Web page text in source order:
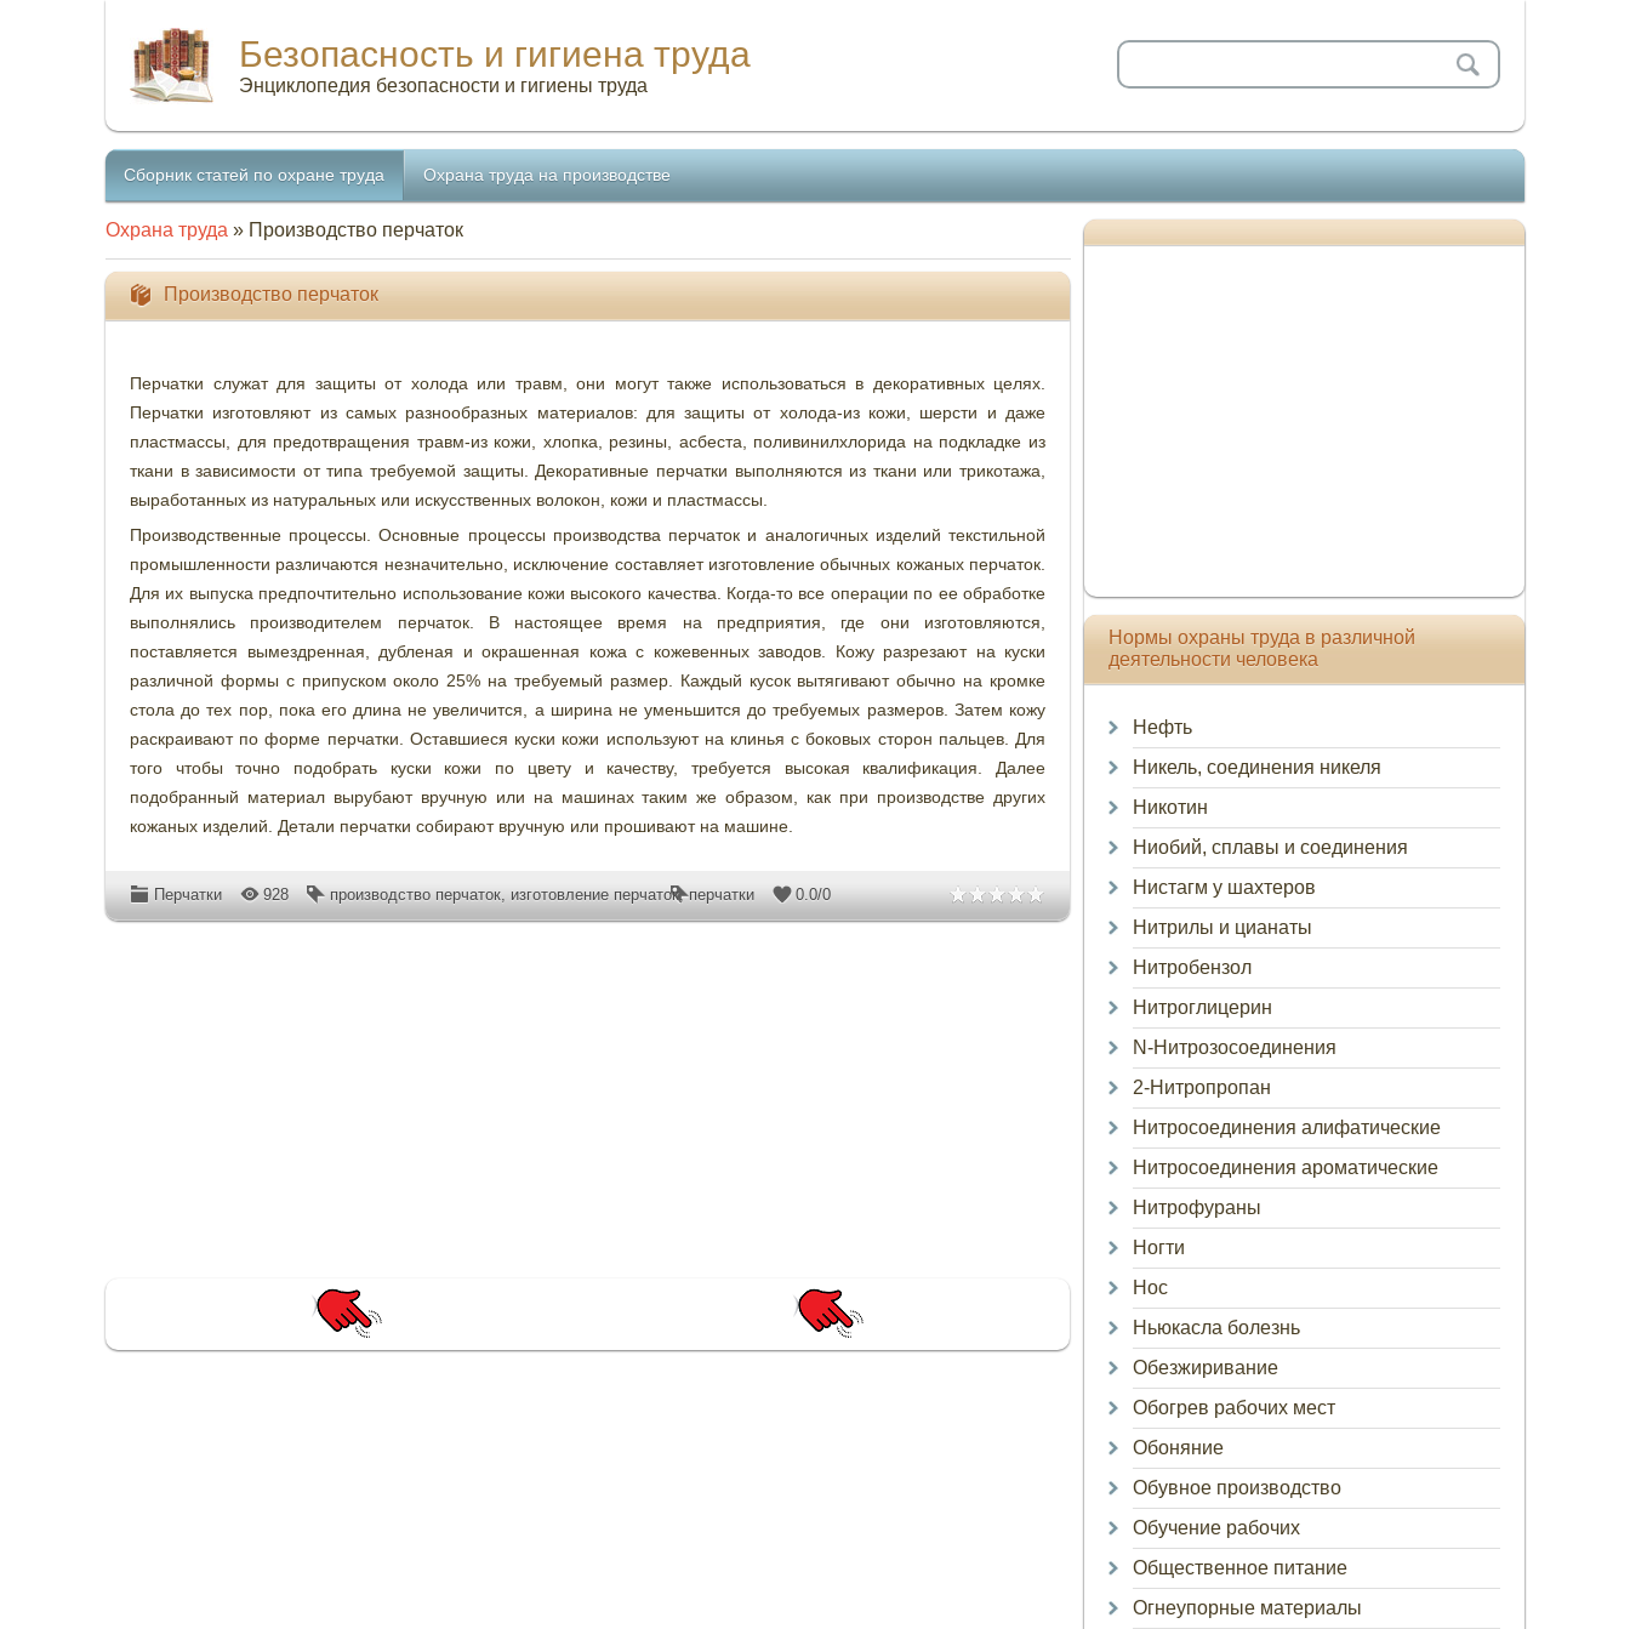
Безопасность и гигиена труда
Энциклопедия безопасности и гигиены труда
Сборник статей по охране труда Охрана труда на производстве
Охрана труда » Производство перчаток
Производство перчаток
Перчатки служат для защиты от холода или травм, они могут также использоваться в декоративных целях.
Перчатки изготовляют из самых разнообразных материалов: для защиты от холода-из кожи, шерсти и даже
пластмассы, для предотвращения травм-из кожи, хлопка, резины, асбеста, поливинилхлорида на подкладке из
ткани в зависимости от типа требуемой защиты. Декоративные перчатки выполняются из ткани или трикотажа,
выработанных из натуральных или искусственных волокон, кожи и пластмассы.
Производственные процессы. Основные процессы производства перчаток и аналогичных изделий текстильной
промышленности различаются незначительно, исключение составляет изготовление обычных кожаных перчаток.
Для их выпуска предпочтительно использование кожи высокого качества. Когда-то все операции по ее обработке
выполнялись производителем перчаток. В настоящее время на предприятия, где они изготовляются,
поставляется вымездренная, дубленая и окрашенная кожа с кожевенных заводов. Кожу разрезают на куски
различной формы с припуском около 25% на требуемый размер. Каждый кусок вытягивают обычно на кромке
стола до тех пор, пока его длина не увеличится, а ширина не уменьшится до требуемых размеров. Затем кожу
раскраивают по форме перчатки. Оставшиеся куски кожи используют на клинья с боковых сторон пальцев. Для
того чтобы точно подобрать куски кожи по цвету и качеству, требуется высокая квалификация. Далее
подобранный материал вырубают вручную или на машинах таким же образом, как при производстве других
кожаных изделий. Детали перчатки собирают вручную или прошивают на машине.
Перчатки 928 производство перчаток, изготовление перчаток,перчатки 0.0/0
Нормы охраны труда в различной
деятельности человека
Нефть
Никель, соединения никеля
Никотин
Ниобий, сплавы и соединения
Нистагм у шахтеров
Нитрилы и цианаты
Нитробензол
Нитроглицерин
N-Нитрозосоединения
2-Нитропропан
Нитросоединения алифатические
Нитросоединения ароматические
Нитрофураны
Ногти
Нос
Ньюкасла болезнь
Обезжиривание
Обогрев рабочих мест
Обоняние
Обувное производство
Обучение рабочих
Общественное питание
Огнеупорные материалы